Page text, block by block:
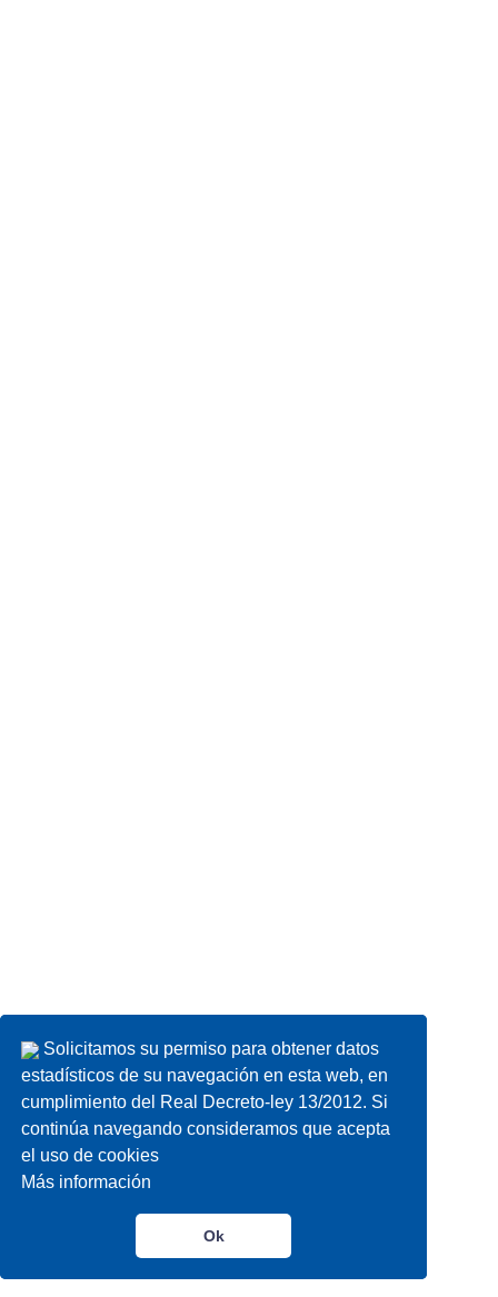
Solicitamos su permiso para obtener datos
estadísticos de su navegación en esta web, en
cumplimiento del Real Decreto-ley 13/2012. Si
continúa navegando consideramos que acepta
el uso de cookies
Más información
Ok
Solicitamos su permiso para obtener datos
estadísticos de su navegación en esta web, en
cumplimiento del Real Decreto-ley 13/2012. Si
continúa navegando consideramos que acepta
el uso de cookies
Más información
Ok